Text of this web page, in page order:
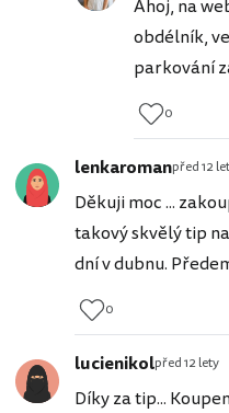
Ahoj, na
obdélník,
parkování
0
lenkaromanpřed 12
Děkuji moc ...
takový skvělý tip
dní v dubnu.
0
lucienikolpřed 12 lety
Díky za tip...